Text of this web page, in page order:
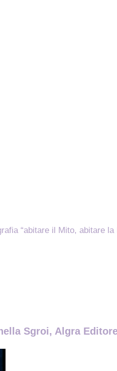
“abitare il Mito, abitare la
Sgroi, Algra